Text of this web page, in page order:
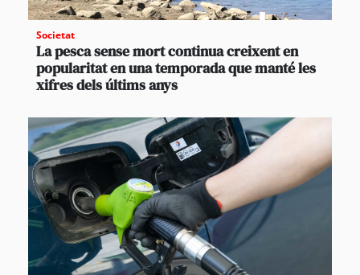
Societat
La pesca sense mort continua creixent en
popularitat en una temporada que manté les
xifres dels últims anys